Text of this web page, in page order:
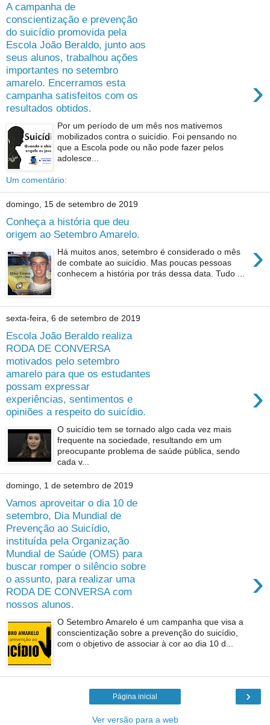
A campanha de
conscientização e prevenção
do suicídio promovida pela
Escola João Beraldo, junto aos
seus alunos, trabalhou ações
importantes no setembro
amarelo. Encerramos esta
campanha satisfeitos com os
resultados obtidos.
›
Por um período de um mês nos mativemos
mobilizados contra o suicídio. Foi pensando no
que a Escola pode ou não pode fazer pelos
adolesce...
Um comentário:
domingo, 15 de setembro de 2019
Conheça a história que deu
origem ao Setembro Amarelo.
›
Há muitos anos, setembro é considerado o mês
de combate ao suicídio. Mas poucas pessoas
conhecem a história por trás dessa data. Tudo ...
sexta-feira, 6 de setembro de 2019
Escola João Beraldo realiza
RODA DE CONVERSA
motivados pelo setembro
amarelo para que os estudantes
possam expressar
experiências, sentimentos e
opiniões a respeito do suicídio.
›
O suicídio tem se tornado algo cada vez mais
frequente na sociedade, resultando em um
preocupante problema de saúde pública, sendo
cada v...
domingo, 1 de setembro de 2019
Vamos aproveitar o dia 10 de
setembro, Dia Mundial de
Prevenção ao Suicídio,
instituída pela Organização
Mundial de Saúde (OMS) para
buscar romper o silêncio sobre
o assunto, para realizar uma
RODA DE CONVERSA com
nossos alunos.
›
O Setembro Amarelo é um campanha que visa a
conscientização sobre a prevenção do suicídio,
com o objetivo de associar à cor ao dia 10 d...
›
Página inicial
Ver versão para a web